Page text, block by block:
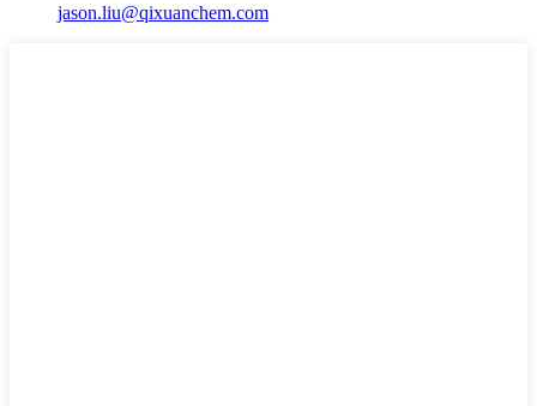
jason.liu@qixuanchem.com